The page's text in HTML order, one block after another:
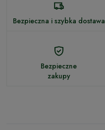
Bezpieczna i szybka dostawa
Bezpieczne
zakupy